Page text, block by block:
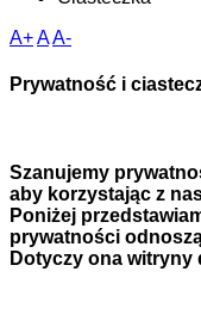
A+AA-
Prywatność i
Szanujemy
aby korzystając z
Poniżej
prywatności
Dotyczy ona witryny